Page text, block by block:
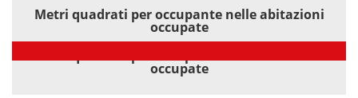
Metri quadrati per occupante nelle abitazioni
occupate
occupate